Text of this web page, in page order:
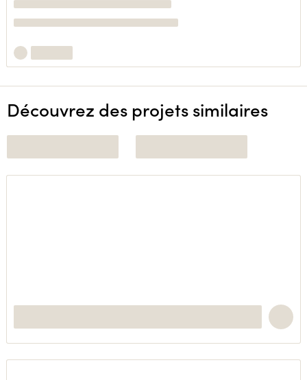
Découvrez des projets similaires